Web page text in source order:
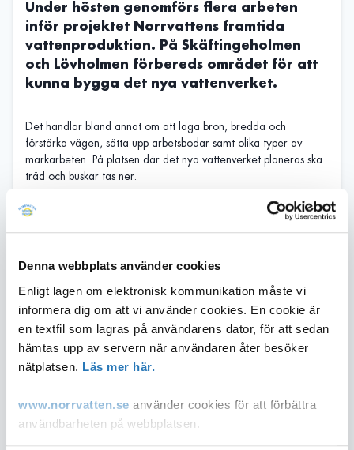
Denna webbplats använder cookies
Enligt lagen om elektronisk kommunikation måste vi
informera dig om att vi använder cookies. En cookie är
en textfil som lagras på användarens dator, för att sedan
hämtas upp av servern när användaren åter besöker
nätplatsen. Läs mer här.
www.norrvatten.se använder cookies för att förbättra
användbarheten på webbplatsen.
Under hösten genomförs flera arbeten
inför projektet Norrvattens framtida
vattenproduktion. På Skäftingeholmen
och Lövholmen förbereds området för att
kunna bygga det nya vattenverket.
Det handlar bland annat om att laga bron, bredda och
förstärka vägen, sätta upp arbetsbodar samt olika typer av
markarbeten. På platsen där det nya vattenverket planeras ska
träd och buskar tas ner.
För dig som rör sig i området kan arbetena innebära begränsad
framkomlighet och en del oljud. Det är viktigt att vara
uppmärksam på avspärrningar och instruktioner från
och i skogen. Det är viktigt för allas säkerhet.
De förberedande arbetena påbörjades i augusti och kommer
pågå fram till januari 2026.
PåNorrvatten.se/nfvp kan du läsa mer om höstens
förberedande arbeten. Där återkommer vi också med mer
information inför arbeten som kommer ha större påverkan på
omgivningen.
Om projektet